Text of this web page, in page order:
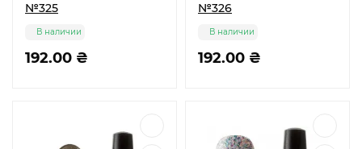
№325
192.00 ₴
В наличии
№326
192.00 ₴
В наличии